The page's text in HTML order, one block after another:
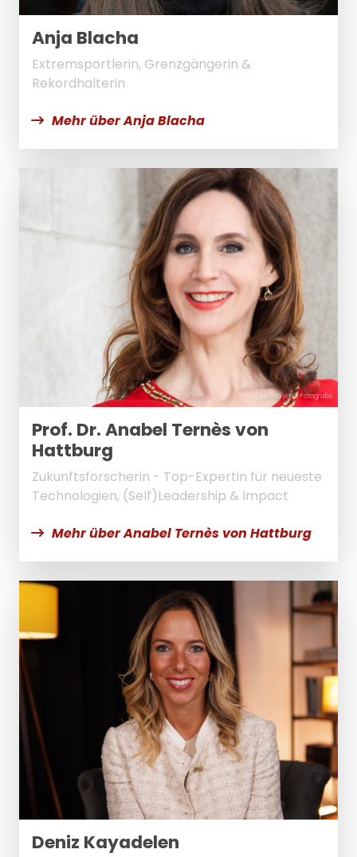
Anja Blacha
Extremsportlerin, Grenzgängerin &
Rekordhalterin
Mehr über Anja Blacha
© Bettina Volke Fotografie
Prof. Dr. Anabel Ternès von
Hattburg
Zukunftsforscherin - Top-Expertin für neueste
Technologien, (Self)Leadership & Impact
Mehr über Anabel Ternès von Hattburg
Deniz Kayadelen